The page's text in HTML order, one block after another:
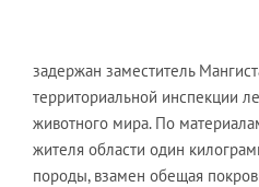
задержан заместитель
территориальной инспекции
животного мира. По
жителя области один
породы, взамен обещая